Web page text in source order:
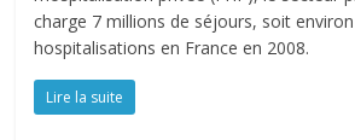
charge 7 millions de séjours, soit
hospitalisations en France en 2008.
Lire la suite